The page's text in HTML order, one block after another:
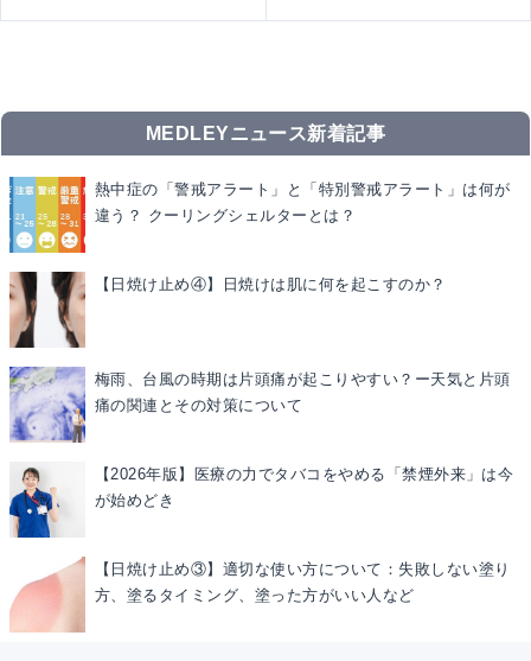
MEDLEYニュース新着記事
熱中症の「警戒アラート」と「特別警戒アラート」は何が
違う？ クーリングシェルターとは？
【日焼け止め④】日焼けは肌に何を起こすのか？
梅雨、台風の時期は片頭痛が起こりやすい？ー天気と片頭
痛の関連とその対策について
【2026年版】医療の力でタバコをやめる「禁煙外来」は今
が始めどき
【日焼け止め③】適切な使い方について：失敗しない塗り
方、塗るタイミング、塗った方がいい人など